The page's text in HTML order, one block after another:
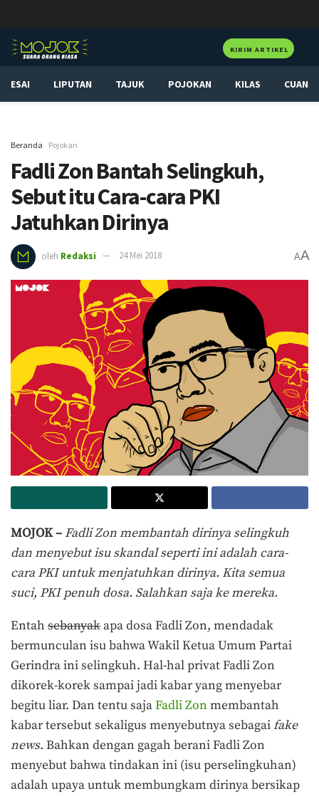
KIRIM ARTIKEL
ESAI LIPUTAN TAJUK POJOKAN KILAS CUAN
Beranda Pojokan
Fadli Zon Bantah Selingkuh,
Sebut itu Cara-cara PKI
Jatuhkan Dirinya
oleh Redaksi 24 Mei 2018 AA
MOJOK – Fadli Zon membantah dirinya selingkuh
dan menyebut isu skandal seperti ini adalah cara-
cara PKI untuk menjatuhkan dirinya. Kita semua
suci, PKI penuh dosa. Salahkan saja ke mereka.
Entah sebanyakapa dosa Fadli Zon, mendadak
bermunculan isu bahwa Wakil Ketua Umum Partai
Gerindra ini selingkuh. Hal-hal privat Fadli Zon
dikorek-korek sampai jadi kabar yang menyebar
begitu liar. Dan tentu sajaFadli Zon membantah
kabar tersebut sekaligus menyebutnya sebagaifake
news. Bahkan dengan gagah berani Fadli Zon
menyebut bahwa tindakan ini (isu perselingkuhan)
adalah upaya untuk membungkam dirinya bersikap